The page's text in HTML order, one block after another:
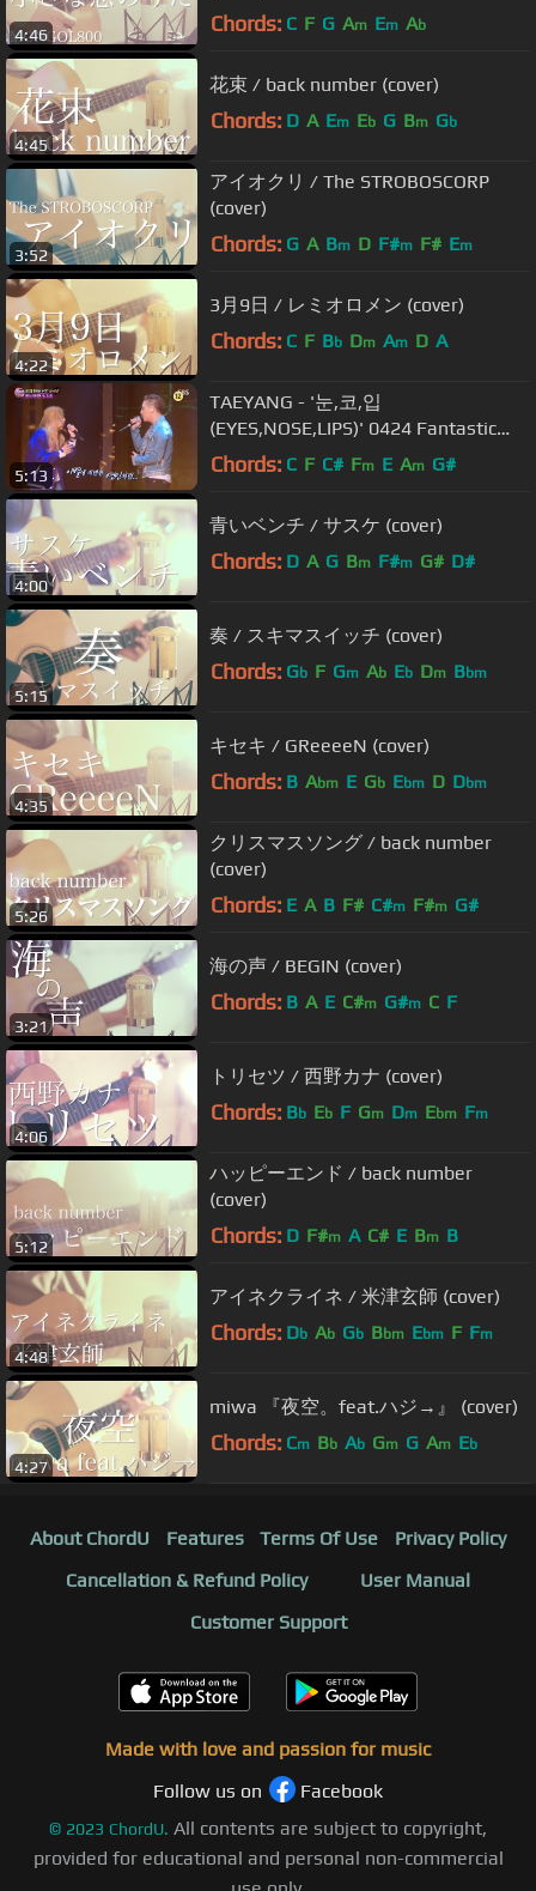
4:46 Chords: C F G Am Em Ab
4:45
花束 / back number (cover)
Chords: D A Em Eb G Bm Gb
3:52
アイオクリ / The STROBOSCORP
(cover)
Chords: G A Bm D F#m F# Em
4:22
3月9日 / レミオロメン (cover)
Chords: C F Bb Dm Am D A
5:13
TAEYANG - '눈,코,입
(EYES,NOSE,LIPS)' 0424 Fantastic
Duo
Chords: C F C# Fm E Am G#
4:00
青いベンチ / サスケ (cover)
Chords: D A G Bm F#m G# D#
5:15
奏 / スキマスイッチ (cover)
Chords: Gb F Gm Ab Eb Dm Bbm
4:35
キセキ / GReeeeN (cover)
Chords: B Abm E Gb Ebm D Dbm
5:26
クリスマスソング / back number
(cover)
Chords: E A B F# C#m F#m G#
3:21
海の声 / BEGIN (cover)
Chords: B A E C#m G#m C F
4:06
トリセツ / 西野カナ (cover)
Chords: Bb Eb F Gm Dm Ebm Fm
5:12
ハッピーエンド / back number
(cover)
Chords: D F#m A C# E Bm B
4:48
アイネクライネ / 米津玄師 (cover)
Chords: Db Ab Gb Bbm Ebm F Fm
4:27
miwa 『夜空。feat.ハジ→』 (cover)
Chords: Cm Bb Ab Gm G Am Eb
About ChordU Features Terms Of Use
Privacy Policy
Cancellation & Refund Policy
User Manual
Customer Support
Made with love and passion for music
Follow us on
Facebook
© 2023 ChordU. All contents are subject to copyright,
provided for educational and personal non-commercial